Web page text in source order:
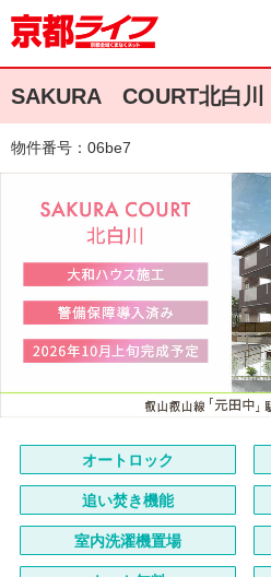
SAKURA COURT北白川
物件番号：06be7
オートロック
追い焚き機能
室内洗濯機置場